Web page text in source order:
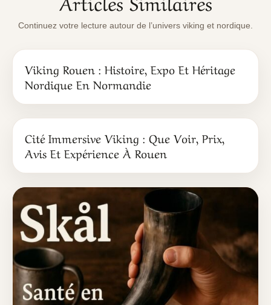
Continuez votre lecture autour de l’univers viking et nordique.
Viking Rouen : Histoire, Expo Et Héritage
Nordique En Normandie
Cité Immersive Viking : Que Voir, Prix,
Avis Et Expérience À Rouen